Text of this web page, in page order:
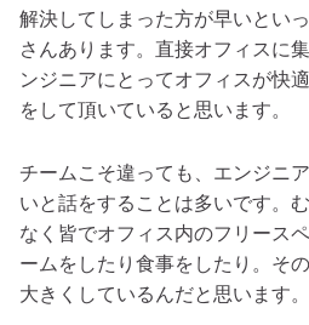
解決してしまった方が早いとい
さんあります。直接オフィスに
ンジニアにとってオフィスが快
をして頂いていると思います。
チームこそ違っても、エンジニ
いと話をすることは多いです。
なく皆でオフィス内のフリース
ームをしたり食事をしたり。そ
大きくしているんだと思います。